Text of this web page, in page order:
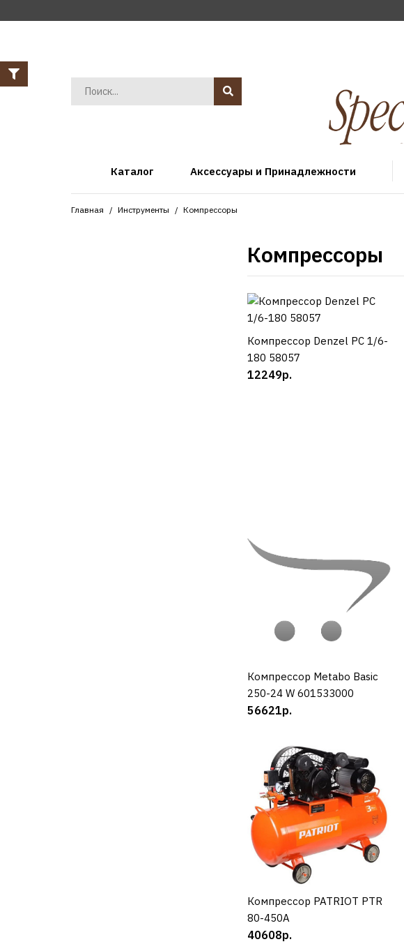
Каталог Аксессуары и Принадлежности
Главная Инструменты Компрессоры
Компрессоры
КУПИТЬ
Компрессор Denzel РС 1/6-
180 58057
12249р.
КУПИТЬ
Компрессор Metabo Basic
250-24 W 601533000
56621р.
КУПИТЬ
Компрессор PATRIOT PTR
80-450А
40608р.